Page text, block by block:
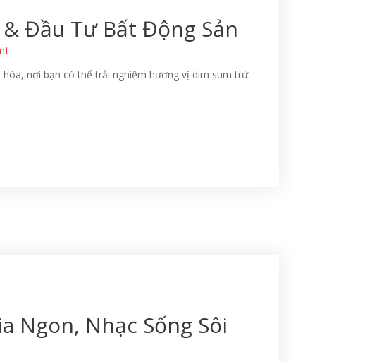
Đầu Tư Bất Động Sản
nơi bạn có thể trải nghiệm hương vị dim sum trứ
Ngon, Nhạc Sống Sôi